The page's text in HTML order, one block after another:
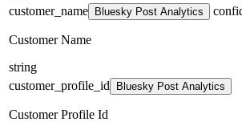
customer_name
Bluesky Post Analytics
Customer Name
string
customer_profile_id
Bluesky Post Analytics
Customer Profile Id